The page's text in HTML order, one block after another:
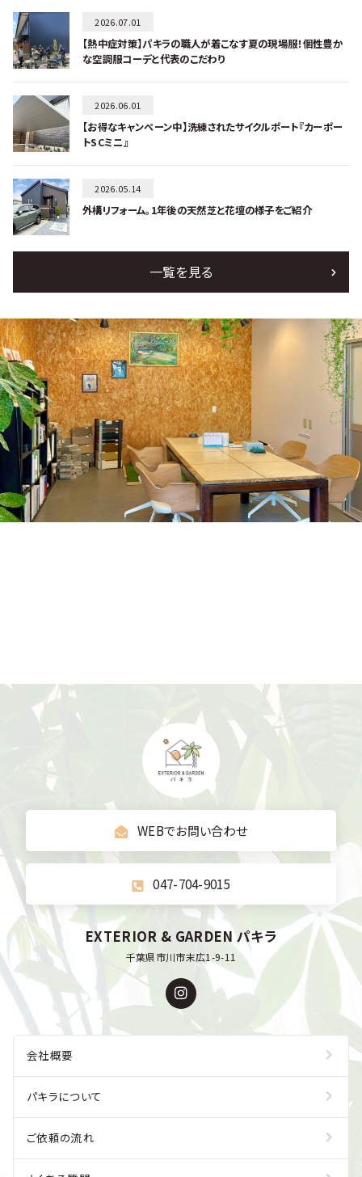
2026.07.01
【熱中症対策】パキラの職人が着こなす夏の現場服！個性豊か
な空調服コーデと代表のこだわり
2026.06.01
【お得なキャンペーン中】洗練されたサイクルポート『カーポー
トSCミニ』
2026.05.14
外構リフォーム。1年後の天然芝と花壇の様子をご紹介
一覧を見る
WEBでお問い合わせ
047-704-9015
EXTERIOR & GARDEN パキラ
千葉県市川市末広1-9-11
会社概要
パキラについて
ご依頼の流れ